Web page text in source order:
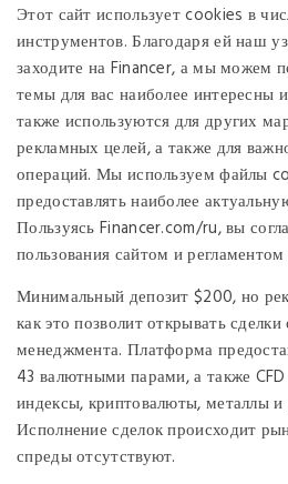
Этот сайт использует cookies в
инструментов. Благодаря ей наш
заходите на Financer, а мы можем
темы для вас наиболее интересны
также используются для других
рекламных целей, а также для
операций. Мы используем файлы
предоставлять наиболее
Пользуясь Financer.com/ru, вы
пользования сайтом и
Минимальный депозит $200, но
как это позволит открывать
менеджмента. Платформа
43 валютными парами, а также
индексы, криптовалюты, металлы и
Исполнение сделок происходит
спреды отсутствуют.